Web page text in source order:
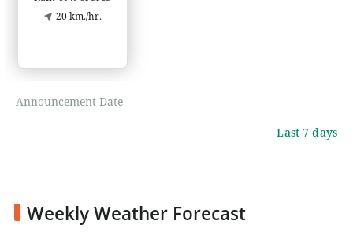
Announcement Date
Last 7 days
Weekly Weather Forecast